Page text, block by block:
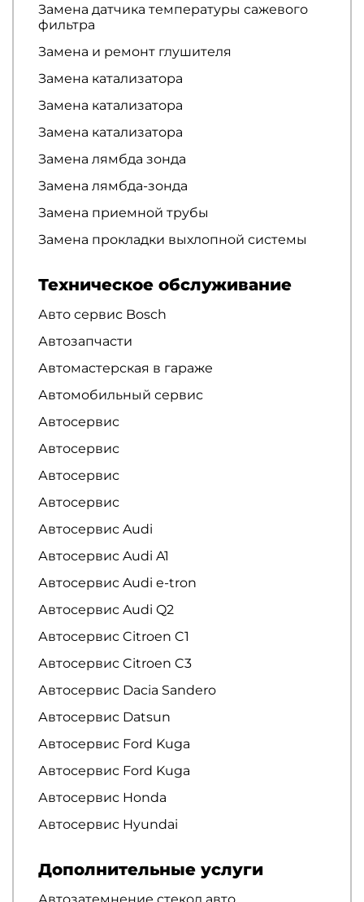
Замена датчика температуры сажевого
фильтра
Замена и ремонт глушителя
Замена катализатора
Замена катализатора
Замена катализатора
Замена лямбда зонда
Замена лямбда-зонда
Замена приемной трубы
Замена прокладки выхлопной системы
Техническое обслуживание
Авто сервис Bosch
Автозапчасти
Автомастерская в гараже
Автомобильный сервис
Автосервис
Автосервис
Автосервис
Автосервис
Автосервис Audi
Автосервис Audi A1
Автосервис Audi e-tron
Автосервис Audi Q2
Автосервис Citroen C1
Автосервис Citroen C3
Автосервис Dacia Sandero
Автосервис Datsun
Автосервис Ford Kuga
Автосервис Ford Kuga
Автосервис Honda
Автосервис Hyundai
Дополнительные услуги
Автозатемнение стекол авто